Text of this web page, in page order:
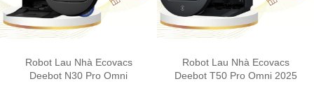
Robot Lau Nhà Ecovacs
Deebot N30 Pro Omni
Robot Lau Nhà Ecovacs
Deebot T50 Pro Omni 2025